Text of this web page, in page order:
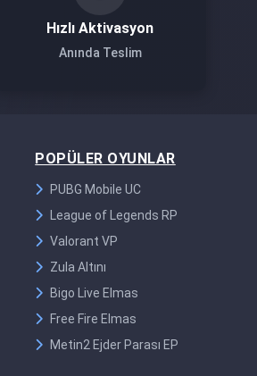
Hızlı Aktivasyon
Anında Teslim
POPÜLER OYUNLAR
PUBG Mobile UC
League of Legends RP
Valorant VP
Zula Altını
Bigo Live Elmas
Free Fire Elmas
Metin2 Ejder Parası EP